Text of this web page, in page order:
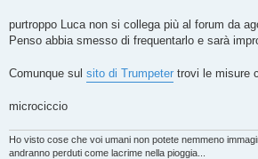
g
i
purtroppo Luca non si collega più al forum da
Penso abbia smesso di frequentarlo e sarà
Comunque sul sito di Trumpeter trovi le misure
microciccio
Ho visto cose che voi umani non potete nemmeno
andranno perduti come lacrime nella pioggia...